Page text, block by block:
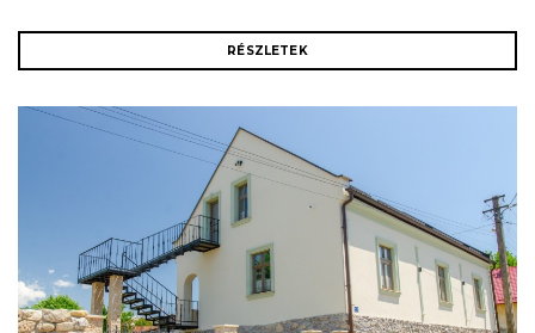
RÉSZLETEK